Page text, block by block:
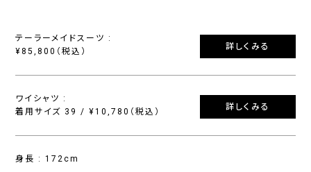
テーラーメイドスーツ :
¥85,800（税込）
詳しくみる
ワイシャツ :
着用サイズ 39 / ¥10,780（税込）
詳しくみる
身長 : 172cm